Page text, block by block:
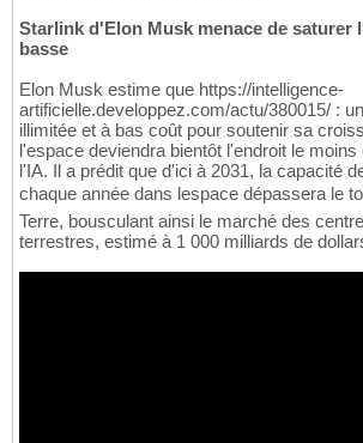
Starlink d'Elon Musk menace de saturer
basse
Elon Musk estime que https://intelligence-
artificielle.developpez.com/actu/380015/ :
illimitée et à bas coût pour soutenir sa
l'espace deviendra bientôt l'endroit le
l'IA. Il a prédit que d'ici à 2031, la capacité
chaque année dans lespace dépassera le
Terre, bousculant ainsi le marché des
terrestres, estimé à 1 000 milliards de